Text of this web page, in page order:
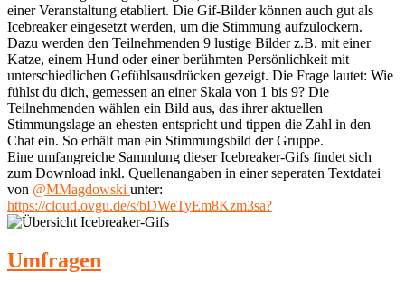
einer Veranstaltung etabliert. Die Gif-Bilder können auch gut als
Icebreaker eingesetzt werden, um die Stimmung aufzulockern.
Dazu werden den Teilnehmenden 9 lustige Bilder z.B. mit einer
Katze, einem Hund oder einer berühmten Persönlichkeit mit
unterschiedlichen Gefühlsausdrücken gezeigt. Die Frage lautet: Wie
fühlst du dich, gemessen an einer Skala von 1 bis 9? Die
Teilnehmenden wählen ein Bild aus, das ihrer aktuellen
Stimmungslage an ehesten entspricht und tippen die Zahl in den
Chat ein. So erhält man ein Stimmungsbild der Gruppe.
Eine umfangreiche Sammlung dieser Icebreaker-Gifs findet sich
zum Download inkl. Quellenangaben in einer seperaten Textdatei
von @MMagdowski unter:
https://cloud.ovgu.de/s/bDWeTyEm8Kzm3sa?
Umfragen